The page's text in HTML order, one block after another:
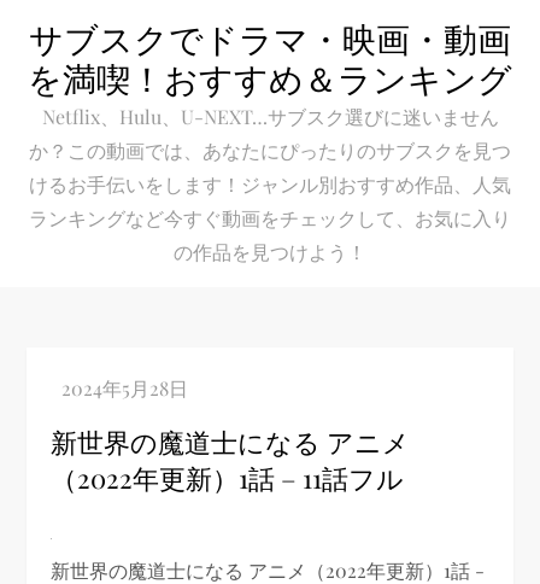
content
サブスクでドラマ・映画・動画
を満喫！おすすめ＆ランキング
Netflix、Hulu、U-NEXT…サブスク選びに迷いません
か？この動画では、あなたにぴったりのサブスクを見つ
けるお手伝いをします！ジャンル別おすすめ作品、人気
ランキングなど今すぐ動画をチェックして、お気に入り
の作品を見つけよう！
新世界の魔道士になる アニメ
（2022年更新）1話 – 11話フル
新世界の魔道士になる アニメ（2022年更新）1話 -